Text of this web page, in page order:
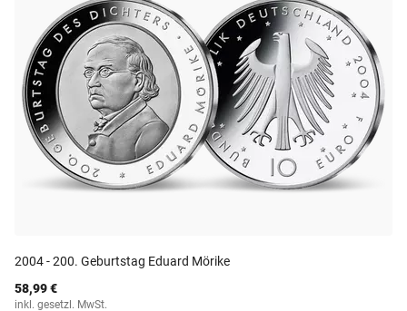
2004 - 200. Geburtstag Eduard Mörike
58,99 €
inkl. gesetzl. MwSt.